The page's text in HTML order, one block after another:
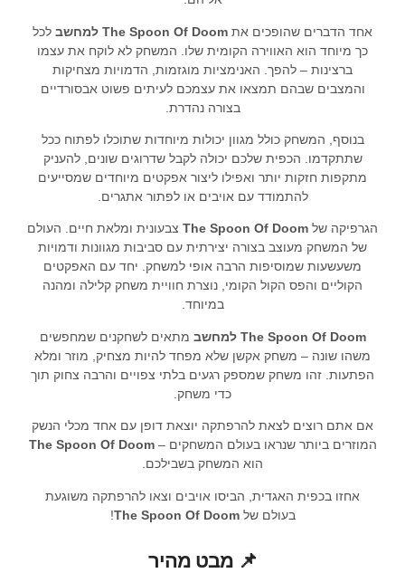
אחד הדברים שהופכים את The Spoon Of Doom למחשב
לכל
כך מיוחד הוא האווירה הקומית שלו. המשחק לא לוקח את עצמו
ברצינות – להפך. האנימציות מוגזמות, הדמויות מצחיקות
והמצבים שבהם תמצאו את עצמכם לעיתים פשוט אבסורדיים
בצורה נהדרת.
בנוסף, המשחק כולל מגוון יכולות מיוחדות שתוכלו לפתוח ככל
שתתקדמו. הכפית שלכם יכולה לקבל שדרוגים שונים, להעניק
מתקפות חזקות יותר ואפילו ליצור אפקטים מיוחדים שמסייעים
להתמודד עם אויבים או לפתור אתגרים.
הגרפיקה של The Spoon Of Doom צבעונית ומלאת חיים. העולם
של המשחק מעוצב בצורה יצירתית עם סביבות מגוונות ודמויות
משעשעות שמוסיפות הרבה אופי למשחק. יחד עם האפקטים
הקוליים והפס הקול הקומי, נוצרת חוויית משחק קלילה ומהנה
במיוחד.
The Spoon Of Doom למחשב
מתאים לשחקנים שמחפשים
משהו שונה – משחק אקשן שלא מפחד להיות מצחיק, מוזר ומלא
הפתעות. זהו משחק שמספק רגעים בלתי צפויים והרבה צחוק תוך
כדי משחק.
אם אתם רוצים לצאת להרפתקה יוצאת דופן עם אחד מכלי הנשק
המוזרים ביותר שנראו בעולם המשחקים –The Spoon Of Doom
הוא המשחק בשבילכם.
אחזו בכפית האגדית, הביסו אויבים וצאו להרפתקה משוגעת
בעולם שלThe Spoon Of Doom
!
📌 מבט מהיר